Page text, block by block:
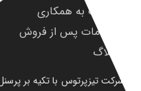
شرکت تیزپرتوس با تکیه بر
دعوت به همکاری
خدمات پس از فروش
بلاگ